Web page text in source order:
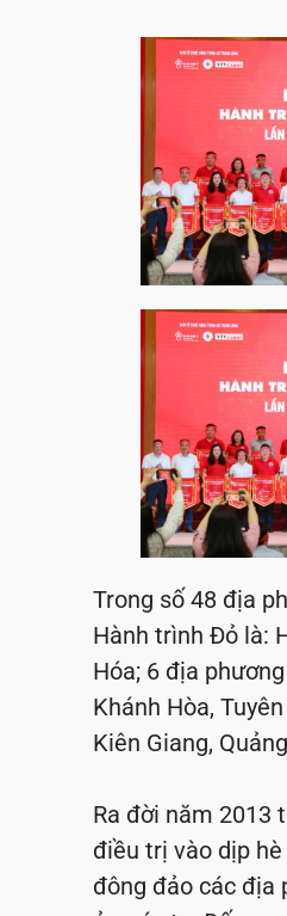
Trong số 48 địa
Hành trình Đỏ là:
Hóa; 6 địa
Khánh Hòa,
Kiên Giang,
Ra đời năm 2013
điều trị vào dịp
đông đảo các địa